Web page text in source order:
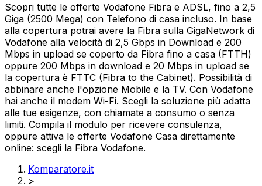
Scopri tutte le offerte Vodafone Fibra e ADSL, fino a 2,5
Giga (2500 Mega) con Telefono di casa incluso. In base
alla copertura potrai avere la Fibra sulla GigaNetwork di
Vodafone alla velocità di 2,5 Gbps in Download e 200
Mbps in upload se coperto da Fibra fino a casa (FTTH)
oppure 200 Mbps in download e 20 Mbps in upload se
la copertura è FTTC (Fibra to the Cabinet). Possibilità di
abbinare anche l'opzione Mobile e la TV. Con Vodafone
hai anche il modem Wi-Fi. Scegli la soluzione più adatta
alle tue esigenze, con chiamate a consumo o senza
limiti. Compila il modulo per ricevere consulenza,
oppure attiva le offerte Vodafone Casa direttamente
online: scegli la Fibra Vodafone.
Komparatore.it
>